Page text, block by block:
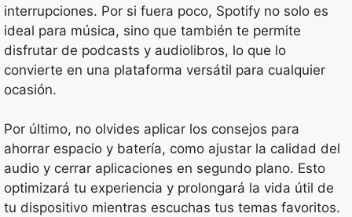
interrupciones. Por si fuera poco, Spotify no solo es
ideal para música, sino que también te permite
disfrutar de podcasts y audiolibros, lo que lo
convierte en una plataforma versátil para cualquier
ocasión.
Por último, no olvides aplicar los consejos para
ahorrar espacio y batería, como ajustar la calidad del
audio y cerrar aplicaciones en segundo plano. Esto
optimizará tu experiencia y prolongará la vida útil de
tu dispositivo mientras escuchas tus temas favoritos.